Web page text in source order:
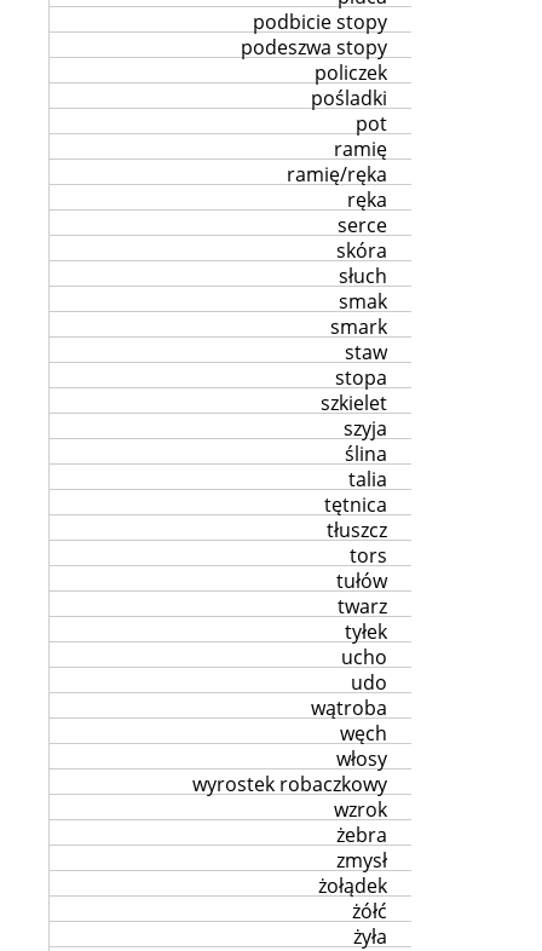
podbicie stopy
podeszwa stopy
policzek
pośladki
pot
ramię
ramię/ręka
ręka
serce
skóra
słuch
smak
smark
staw
stopa
szkielet
szyja
ślina
talia
tętnica
tłuszcz
tors
tułów
twarz
tyłek
ucho
udo
wątroba
węch
włosy
wyrostek robaczkowy
wzrok
żebra
zmysł
żołądek
żółć
żyła